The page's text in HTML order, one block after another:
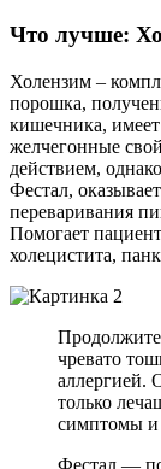
Что лучше:
Холензим –
порошка,
кишечника,
желчегонные
действием,
Фестал,
переваривания
Помогает
холецистита,
чревато
аллергией.
только
симптомы и
Фестал —